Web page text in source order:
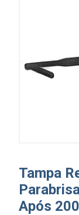
Tampa
Após